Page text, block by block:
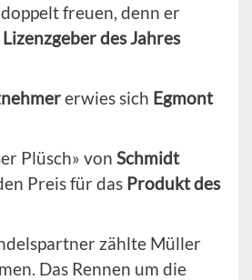
freuen, denn er
Lizenzgeber des Jahres
erwies sich Egmont
Plüsch» von Schmidt
Preis für das Produkt des
zählte Müller
Das Rennen um die